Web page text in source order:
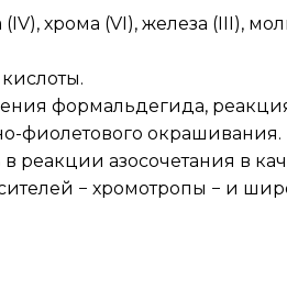
хрома (VI), железа (III),
формальдегида,
фиолетового окрашивания.
реакции азосочетания в
− хромотропы − и